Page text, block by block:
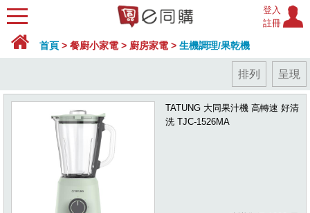
登入
註冊
首頁 > 餐廚小家電 > 廚房家電 > 生機調理/果乾機
排列 呈現
TATUNG 大同果汁機 高轉速 好清
洗 TJC-1526MA